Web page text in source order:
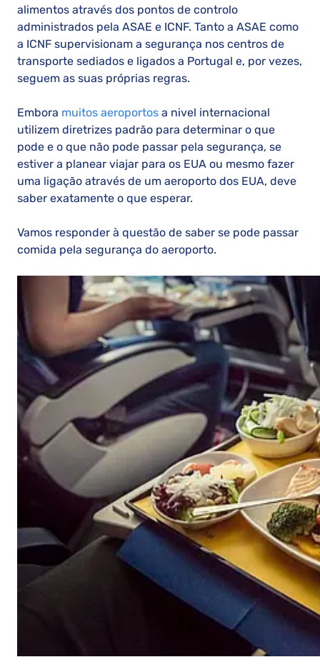
alimentos através dos pontos de controlo
administrados pela ASAE e ICNF. Tanto a ASAE como
a ICNF supervisionam a segurança nos centros de
transporte sediados e ligados a Portugal e, por vezes,
seguem as suas próprias regras.
Embora muitos aeroportos a nivel internacional
utilizem diretrizes padrão para determinar o que
pode e o que não pode passar pela segurança, se
estiver a planear viajar para os EUA ou mesmo fazer
uma ligação através de um aeroporto dos EUA, deve
saber exatamente o que esperar.
Vamos responder à questão de saber se pode passar
comida pela segurança do aeroporto.